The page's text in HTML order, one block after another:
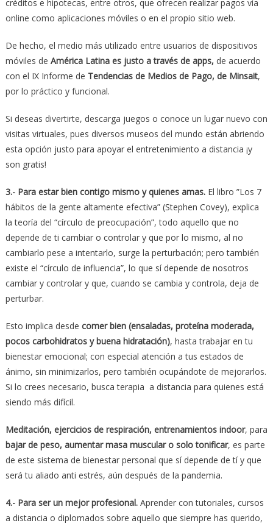
créditos e hipotecas, entre otros, que ofrecen realizar pagos vía
online como aplicaciones móviles o en el propio sitio web.
De hecho, el medio más utilizado entre usuarios de dispositivos
móviles de América Latina es justo a través de apps, de acuerdo
con el IX Informe de Tendencias de Medios de Pago, de Minsait,
por lo práctico y funcional.
Si deseas divertirte, descarga juegos o conoce un lugar nuevo con
visitas virtuales, pues diversos museos del mundo están abriendo
esta opción justo para apoyar el entretenimiento a distancia ¡y
son gratis!
3.- Para estar bien contigo mismo y quienes amas.El libro ”Los 7
hábitos de la gente altamente efectiva” (Stephen Covey), explica
la teoría del “círculo de preocupación”, todo aquello que no
depende de ti cambiar o controlar y que por lo mismo, al no
cambiarlo pese a intentarlo, surge la perturbación; pero también
existe el “círculo de influencia”, lo que sí depende de nosotros
cambiar y controlar y que, cuando se cambia y controla, deja de
perturbar.
Esto implica desde comer bien (ensaladas, proteína moderada,
pocos carbohidratos y buena hidratación), hasta trabajar en tu
bienestar emocional; con especial atención a tus estados de
ánimo, sin minimizarlos, pero también ocupándote de mejorarlos.
Si lo crees necesario, busca terapia a distancia para quienes está
siendo más difícil.
Meditación, ejercicios de respiración, entrenamientos indoor, para
bajar de peso, aumentar masa muscular o solo tonificar, es parte
de este sistema de bienestar personal que sí depende de tí y que
será tu aliado anti estrés, aún después de la pandemia.
4.- Para ser un mejor profesional.Aprender con tutoriales, cursos
a distancia o diplomados sobre aquello que siempre has querido,